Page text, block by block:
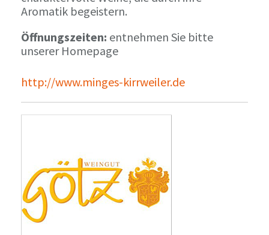
Aromatik begeistern.
Öffnungszeiten: entnehmen Sie bitte
unserer Homepage
http://www.minges-kirrweiler.de